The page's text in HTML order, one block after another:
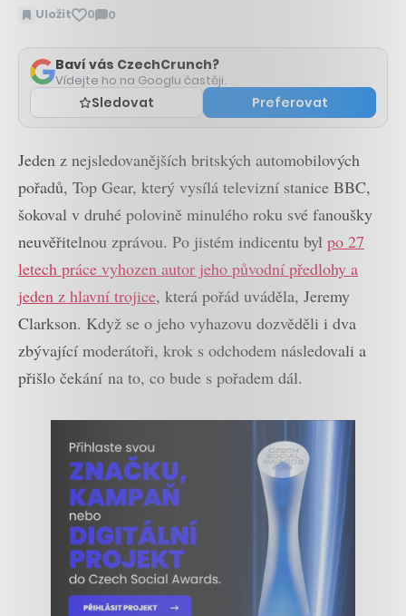
Uložit 0 0
Zobrazit
Baví vás CzechCrunch?
Vídejte ho na Googlu častěji.
Sledovat Preferovat
Jeden z nejsledovanějších britských automobilových
pořadů, Top Gear, který vysílá televizní stanice BBC,
šokoval v druhé polovině minulého roku své fanoušky
neuvěřitelnou zprávou. Po jistém indicentu byl po 27
letech práce vyhozen autor jeho původní předlohy a
jeden z hlavní trojice, která pořád uváděla, Jeremy
Clarkson. Když se o jeho vyhazovu dozvěděli i dva
zbývající moderátoři, krok s odchodem následovali a
přišlo čekání na to, co bude s pořadem dál.